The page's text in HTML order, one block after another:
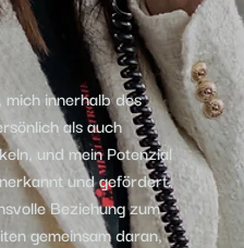
innerhalb des
als auch
und mein Potenzial
und gefördert.
Beziehung zum
gemeinsam daran,